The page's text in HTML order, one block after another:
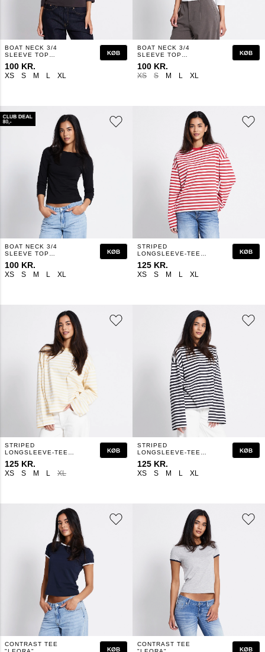
XS S M L XL
BOAT NECK 3/4
SLEEVE TOP
100 KR.
KØB
XS S M L XL
BOAT NECK 3/4
SLEEVE TOP
100 KR.
KØB
XS S M L XL
BOAT NECK 3/4
SLEEVE TOP
100 KR.
KØB
XS S M L XL
STRIPED
LONGSLEEVE-TEE
125 KR.
KØB
XS S M L XL
STRIPED
LONGSLEEVE-TEE
125 KR.
KØB
XS S M L XL
STRIPED
LONGSLEEVE-TEE
125 KR.
KØB
CONTRAST TEE
KØB
CONTRAST TEE
KØB